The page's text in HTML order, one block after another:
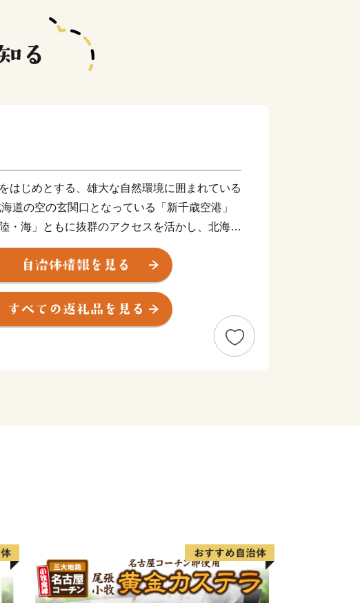
はじめとする、雄大な自然環境に囲まれている
道の空の玄関口となっている「新千歳空港」
・海」ともに抜群のアクセスを活かし、北海道
います。 また、市内11カ所の工業団地には、
ているほか、石狩管内一の生産額を誇る農業地
産業、そして都市環境が調和しており、今な
ます。